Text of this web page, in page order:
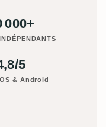
000+
5
& Android